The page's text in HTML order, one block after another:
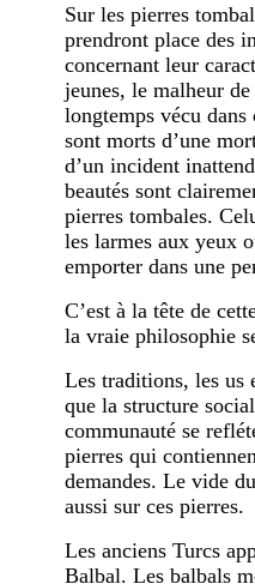
Sur les pierres
prendront place des
concernant leur
jeunes, le malheur
longtemps vécu
sont morts d’une
d’un incident
beautés sont
pierres tombales.
les larmes aux yeux
emporter dans une
C’est à la tête de
la vraie philosophie
Les traditions, les us
que la structure
communauté se
pierres qui
demandes. Le vide
aussi sur ces pierres.
Les anciens Turcs
Balbal. Les balbals